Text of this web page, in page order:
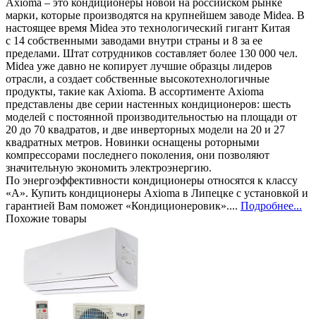
Axioma – это кондиционеры новой на российском рынке
марки, которые производятся на крупнейшем заводе Midea. В
настоящее время Midea это технологический гигант Китая
с 14 собственными заводами внутри страны и 8 за ее
пределами. Штат сотрудников составляет более 130 000 чел.
Midea уже давно не копирует лучшие образцы лидеров
отрасли, а создает собственные высокотехнологичные
продукты, такие как Axioma. В ассортименте Axioma
представлены две серии настенных кондиционеров: шесть
моделей с постоянной производительностью на площади от
20 до 70 квадратов, и две инверторных модели на 20 и 27
квадратных метров. Новинки оснащены роторными
компрессорами последнего поколения, они позволяют
значительную экономить электроэнергию.
По энергоэффективности кондиционеры относятся к классу
«А». Купить кондиционеры Axioma в Липецке с установкой и
гарантией Вам поможет «Кондиционеровик».... Подробнее...
Похожие товары